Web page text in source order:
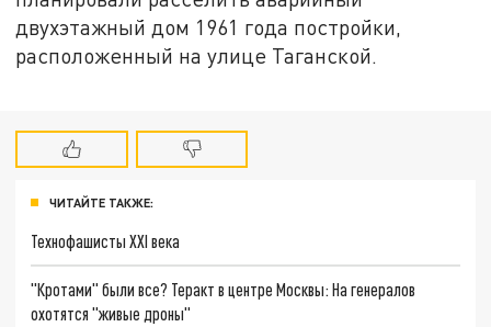
двухэтажный дом 1961 года постройки,
расположенный на улице Таганской.
ЧИТАЙТЕ ТАКЖЕ:
Технофашисты XXI века
"Кротами" были все? Теракт в центре Москвы: На генералов
охотятся "живые дроны"